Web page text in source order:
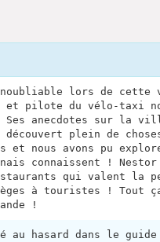
inoubliable lors de
et pilote du vélo-taxi
Ses anecdotes sur la
découvert plein de
nous avons pu
connaissent ! Nestor
qui valent la
à touristes ! Tout
!
hasard dans le